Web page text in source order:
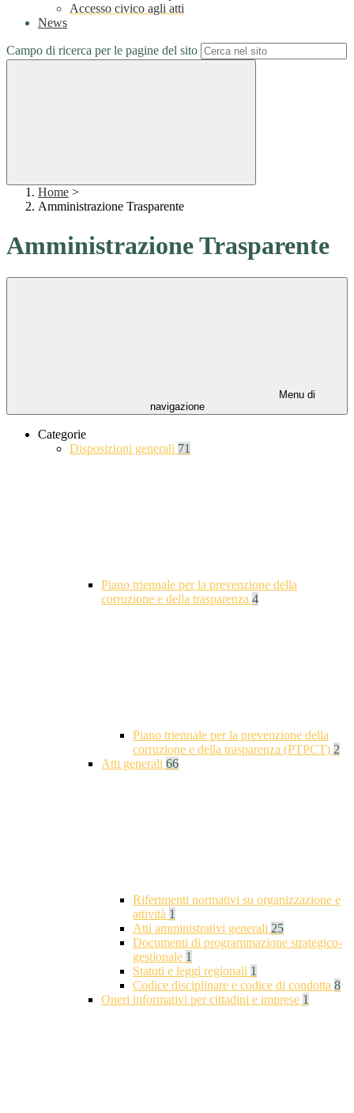
Accesso civico agli atti
News
Campo di ricerca per le pagine del sito
Home >
Amministrazione Trasparente
Amministrazione Trasparente
Menu di
navigazione
Categorie
Disposizioni generali 71
Piano triennale per la prevenzione della
corruzione e della trasparenza 4
Piano triennale per la prevenzione della
corruzione e della trasparenza (PTPCT) 2
Atti generali 66
Riferimenti normativi su organizzazione e
attività 1
Atti amministrativi generali 25
Documenti di programmazione strategico-
gestionale 1
Statuti e leggi regionali 1
Codice disciplinare e codice di condotta 8
Oneri informativi per cittadini e imprese 1